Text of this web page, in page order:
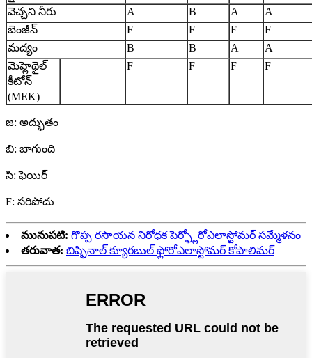
వెచ్చని నీరు A B A
A
బెంజీన్
F F F
F
మద్యం
B B A
A
మెహ్లెథైల్
కీటోన్
(MEK)
F F F F
జ: అద్భుతం
బి: బాగుంది
సి: ఫెయిర్
F: సరిపోదు
మునుపటి: గొప్ప రసాయన నిరోధక పెర్ఫ్లోరోఎలాస్టోమర్ సమ్మేళనం
తరువాత: బిష్ఫినాల్ క్యూరబుల్ ఫ్లోరోఎలాస్టోమర్ కోపాలిమర్